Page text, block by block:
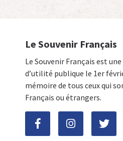
Le Souvenir Français
Le Souvenir Français est
d’utilité publique le 1er
mémoire de tous ceux qui
Français ou étrangers.